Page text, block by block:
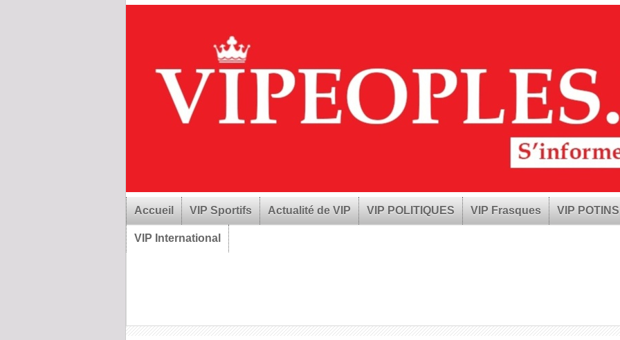
Accueil VIP Sportifs Actualité de VIP VIP POLITIQUES VIP Frasques VIP POTINS
VIP International